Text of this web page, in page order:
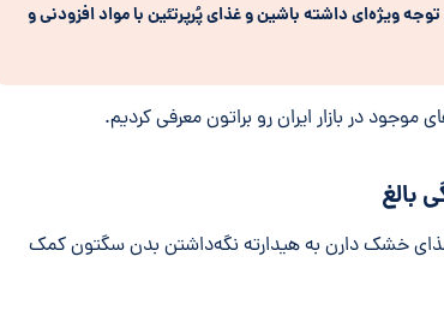
ویژه‌ای داشته باشین و غذای پُرپرتئین با مواد افزودنی و
خشک دارن به هیدارته نگه‌داشتن بدن سگتون کمک